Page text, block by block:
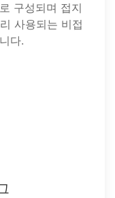
구성되며 접지
사용되는 비접
다.